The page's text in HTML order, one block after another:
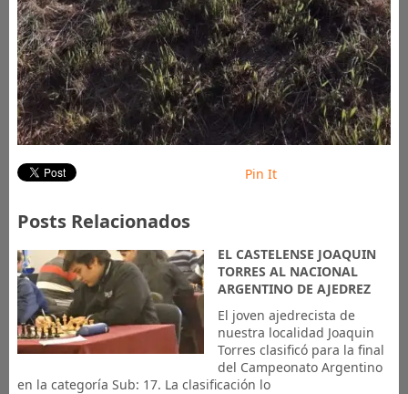
Pin It
Posts Relacionados
EL CASTELENSE JOAQUIN
TORRES AL NACIONAL
ARGENTINO DE AJEDREZ
El joven ajedrecista de
nuestra localidad Joaquin
Torres clasificó para la final
del Campeonato Argentino
en la categoría Sub: 17. La clasificación lo